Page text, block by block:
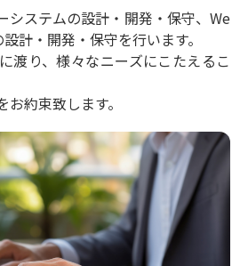
システムの設計・開発・保守、We
計・開発・保守を行います。
渡り、様々なニーズにこたえるこ
約束致します。